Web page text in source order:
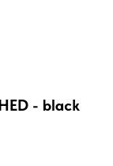
- black